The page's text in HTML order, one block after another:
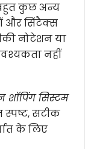
कुछ अन्य
और सिंटैक्स
नोटेशन या
नहीं
सिस्टम
स्पष्ट, सटीक
के लिए